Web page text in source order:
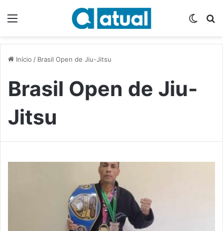
Início / Brasil Open de Jiu-Jitsu
Brasil Open de Jiu-
Jitsu